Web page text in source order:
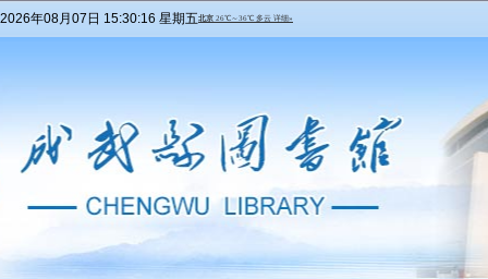
2026年08月07日 15:30:17 星期五